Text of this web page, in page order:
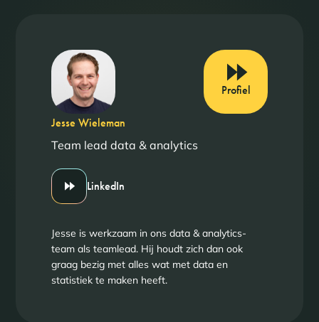
Jesse Wieleman
Team lead data & analytics
LinkedIn
Profiel
Jesse is werkzaam in ons data & analytics-
team als teamlead. Hij houdt zich dan ook
graag bezig met alles wat met data en
statistiek te maken heeft.